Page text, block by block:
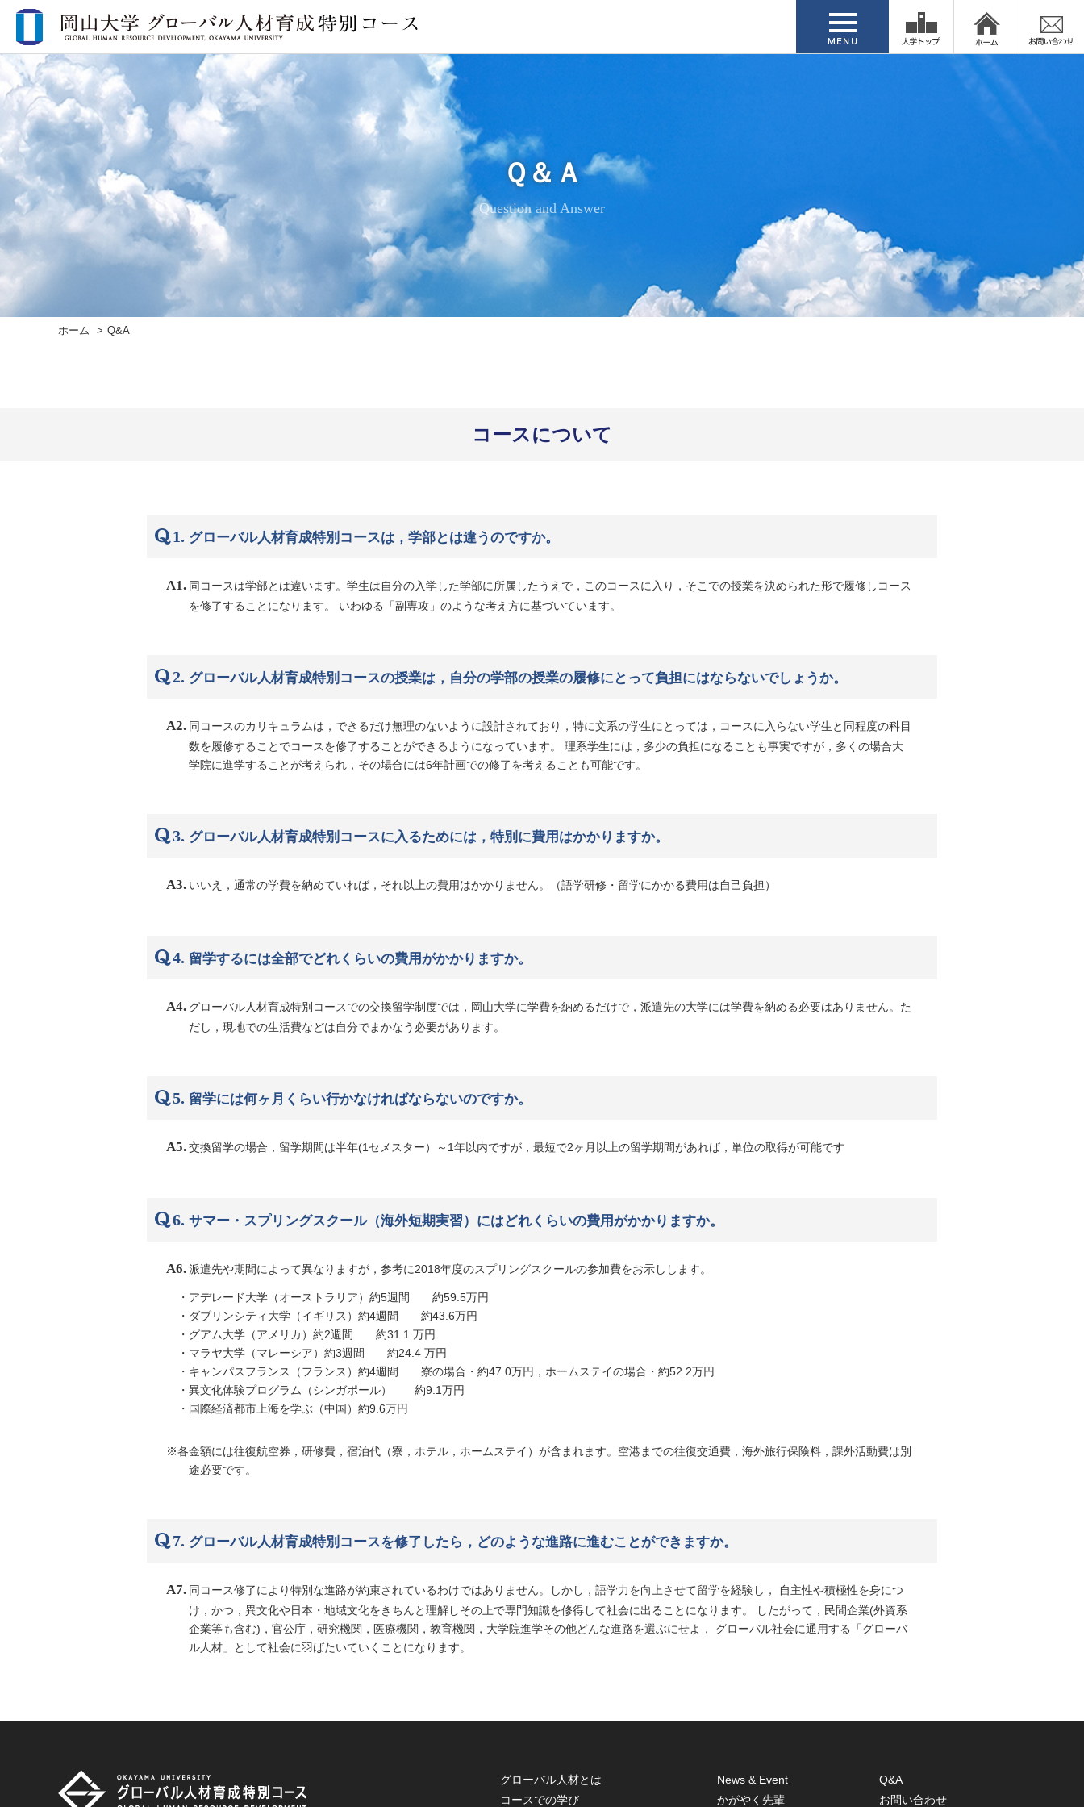
Ｑ＆Ａ
Question and Answer
ホーム Q&A
コースについて
1. グローバル人材育成特別コースは，学部とは違うのですか。
A1. 同コースは学部とは違います。学生は自分の入学した学部に所属したうえで，このコースに入り，そこでの授業を決められた形で履修しコース
を修了することになります。 いわゆる「副専攻」のような考え方に基づいています。
2. グローバル人材育成特別コースの授業は，自分の学部の授業の履修にとって負担にはならないでしょうか。
A2. 同コースのカリキュラムは，できるだけ無理のないように設計されており，特に文系の学生にとっては，コースに入らない学生と同程度の科目
数を履修することでコースを修了することができるようになっています。 理系学生には，多少の負担になることも事実ですが，多くの場合大
学院に進学することが考えられ，その場合には6年計画での修了を考えることも可能です。
3. グローバル人材育成特別コースに入るためには，特別に費用はかかりますか。
A3. いいえ，通常の学費を納めていれば，それ以上の費用はかかりません。（語学研修・留学にかかる費用は自己負担）
4. 留学するには全部でどれくらいの費用がかかりますか。
A4. グローバル人材育成特別コースでの交換留学制度では，岡山大学に学費を納めるだけで，派遣先の大学には学費を納める必要はありません。た
だし，現地での生活費などは自分でまかなう必要があります。
5. 留学には何ヶ月くらい行かなければならないのですか。
A5. 交換留学の場合，留学期間は半年(1セメスター）～1年以内ですが，最短で2ヶ月以上の留学期間があれば，単位の取得が可能です
6. サマー・スプリングスクール（海外短期実習）にはどれくらいの費用がかかりますか。
A6. 派遣先や期間によって異なりますが，参考に2018年度のスプリングスクールの参加費をお示しします。
アデレード大学（オーストラリア）約5週間 約59.5万円
ダブリンシティ大学（イギリス）約4週間 約43.6万円
グアム大学（アメリカ）約2週間 約31.1 万円
マラヤ大学（マレーシア）約3週間 約24.4 万円
キャンパスフランス（フランス）約4週間 寮の場合・約47.0万円，ホームステイの場合・約52.2万円
異文化体験プログラム（シンガポール） 約9.1万円
国際経済都市上海を学ぶ（中国）約9.6万円
※各金額には往復航空券，研修費，宿泊代（寮，ホテル，ホームステイ）が含まれます。空港までの往復交通費，海外旅行保険料，課外活動費は別
途必要です。
7. グローバル人材育成特別コースを修了したら，どのような進路に進むことができますか。
A7. 同コース修了により特別な進路が約束されているわけではありません。しかし，語学力を向上させて留学を経験し， 自主性や積極性を身につ
け，かつ，異文化や日本・地域文化をきちんと理解しその上で専門知識を修得して社会に出ることになります。 したがって，民間企業(外資系
企業等も含む)，官公庁，研究機関，医療機関，教育機関，大学院進学その他どんな進路を選ぶにせよ， グローバル社会に通用する「グローバ
ル人材」として社会に羽ばたいていくことになります。
グローバル人材とは
コースでの学び
News & Event
かがやく先輩
Q&A
お問い合わせ